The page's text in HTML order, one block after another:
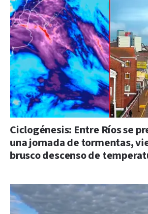
Ciclogénesis: Entre Ríos se
una jornada de tormentas,
brusco descenso de